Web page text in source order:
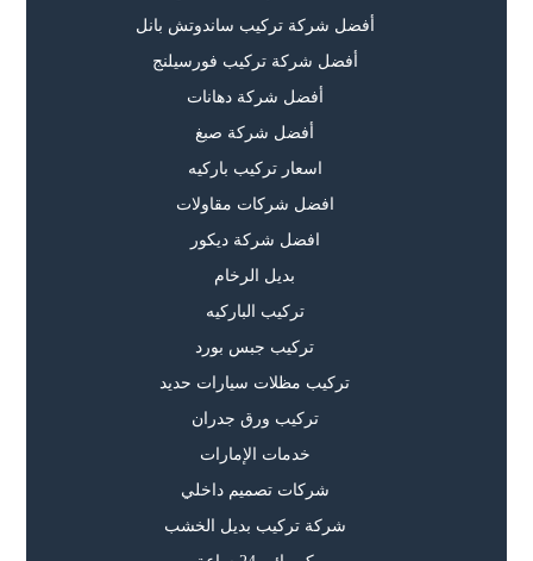
أفضل شركة تركيب ساندوتش بانل
أفضل شركة تركيب فورسيلنج
أفضل شركة دهانات
أفضل شركة صبغ
اسعار تركيب باركيه
افضل شركات مقاولات
افضل شركة ديكور
بديل الرخام
تركيب الباركيه
تركيب جبس بورد
تركيب مظلات سيارات حديد
تركيب ورق جدران
خدمات الإمارات
شركات تصميم داخلي
شركة تركيب بديل الخشب